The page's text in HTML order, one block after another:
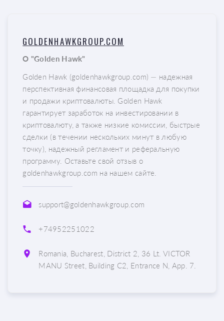
GOLDENHAWKGROUP.COM
О "Golden Hawk"
Golden Hawk (goldenhawkgroup.com) — надежная
перспективная финансовая площадка для покупки
и продажи криптовалюты. Golden Hawk
гарантирует заработок на инвестировании в
криптовалюту, а также низкие комиссии, быстрые
сделки (в течении нескольких минут в любую
точку), надежный регламент и реферальную
программу. Оставьте свой отзыв о
goldenhawkgroup.com на нашем сайте.
support@goldenhawkgroup.com
+74952251022
Romania, Bucharest, District 2, 36 Lt. VICTOR
MANU Street, Building C2, Entrance N, App. 7.